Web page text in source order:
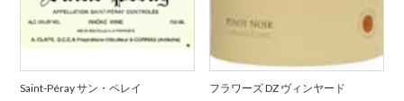
Saint-Péray サン・ペレイ フラワーズ DZ ヴィンヤード